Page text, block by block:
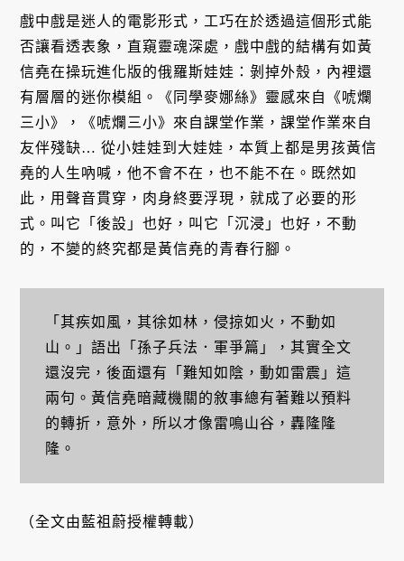
戲中戲是迷人的電影形式，工巧在於透過這個形式能
否讓看透表象，直窺靈魂深處，戲中戲的結構有如黃
信堯在操玩進化版的俄羅斯娃娃：剝掉外殼，內裡還
有層層的迷你模組。《同學麥娜絲》靈感來自《唬爛
三小》，《唬爛三小》來自課堂作業，課堂作業來自
友伴殘缺… 從小娃娃到大娃娃，本質上都是男孩黃信
堯的人生吶喊，他不會不在，也不能不在。既然如
此，用聲音貫穿，肉身終要浮現，就成了必要的形
式。叫它「後設」也好，叫它「沉浸」也好，不動
的，不變的終究都是黃信堯的青春行腳。
「其疾如風，其徐如林，侵掠如火，不動如
山。」語出「孫子兵法．軍爭篇」，其實全文
還沒完，後面還有「難知如陰，動如雷震」這
兩句。黃信堯暗藏機關的敘事總有著難以預料
的轉折，意外，所以才像雷鳴山谷，轟隆隆
隆。
（全文由藍祖蔚授權轉載）